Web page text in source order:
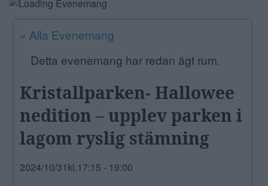
NÄRINGSLIV
« Alla Evenemang
Detta evenemang har redan ägt rum.
Kristallparken- Hallowee
nedition – upplev parken i
lagom ryslig stämning
2024/10/31kl.17:15 - 19:00